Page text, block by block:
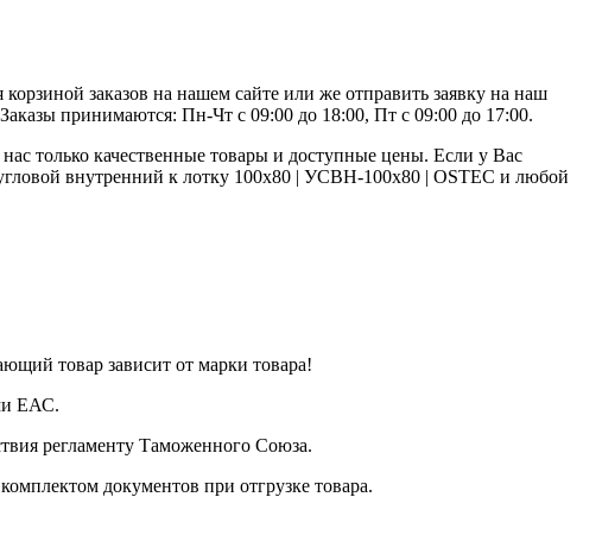
заказов на нашем сайте или же отправить заявку на наш
принимаются: Пн-Чт с 09:00 до 18:00, Пт с 09:00 до 17:00.
только качественные товары и доступные цены. Если у Вас
внутренний к лотку 100х80 | УСВН-100х80 | OSTEC и любой
товар зависит от марки товара!
ЕАС.
регламенту Таможенного Союза.
документов при отгрузке товара.